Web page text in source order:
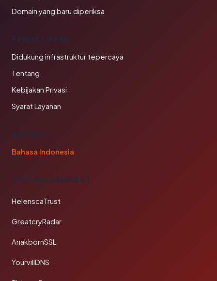
Domain yang baru diperiksa
PERUSAHAAN
Didukung infrastruktur tepercaya
Tentang
Kebijakan Privasi
Syarat Layanan
BAHASA
Bahasa Indonesia
TAUTAN SAHABAT
HelenscaTrust
GreatcryRadar
AnakbornSSL
YourvillDNS